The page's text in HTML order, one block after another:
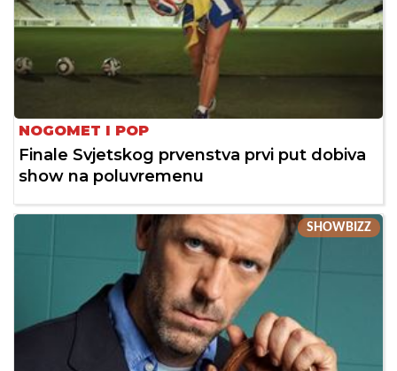
NOGOMET I POP
Finale Svjetskog prvenstva prvi put dobiva
show na poluvremenu
SHOWBIZZ